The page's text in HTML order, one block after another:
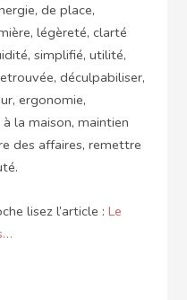
de place,
légèreté, clarté
simplifié, utilité,
déculpabiliser,
ergonomie,
la maison, maintien
des affaires, remettre
lisez l’article : Le